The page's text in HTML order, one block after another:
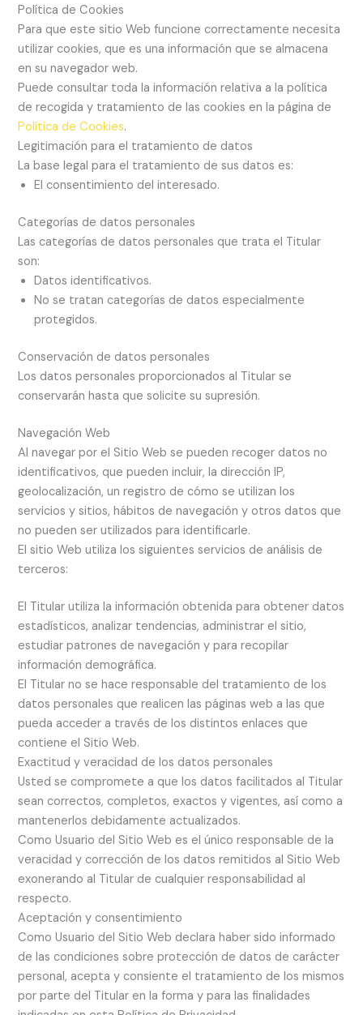
Política de Cookies
Para que este sitio Web funcione correctamente necesita
utilizar cookies, que es una información que se almacena
en su navegador web.
Puede consultar toda la información relativa a la política
de recogida y tratamiento de las cookies en la página de
Política de Cookies.
Legitimación para el tratamiento de datos
La base legal para el tratamiento de sus datos es:
El consentimiento del interesado.
Categorías de datos personales
Las categorías de datos personales que trata el Titular
son:
Datos identificativos.
No se tratan categorías de datos especialmente
protegidos.
Conservación de datos personales
Los datos personales proporcionados al Titular se
conservarán hasta que solicite su supresión.
Navegación Web
Al navegar por el Sitio Web se pueden recoger datos no
identificativos, que pueden incluir, la dirección IP,
geolocalización, un registro de cómo se utilizan los
servicios y sitios, hábitos de navegación y otros datos que
no pueden ser utilizados para identificarle.
El sitio Web utiliza los siguientes servicios de análisis de
terceros:
El Titular utiliza la información obtenida para obtener datos
estadísticos, analizar tendencias, administrar el sitio,
estudiar patrones de navegación y para recopilar
información demográfica.
El Titular no se hace responsable del tratamiento de los
datos personales que realicen las páginas web a las que
pueda acceder a través de los distintos enlaces que
contiene el Sitio Web.
Exactitud y veracidad de los datos personales
Usted se compromete a que los datos facilitados al Titular
sean correctos, completos, exactos y vigentes, así como a
mantenerlos debidamente actualizados.
Como Usuario del Sitio Web es el único responsable de la
veracidad y corrección de los datos remitidos al Sitio Web
exonerando al Titular de cualquier responsabilidad al
respecto.
Aceptación y consentimiento
Como Usuario del Sitio Web declara haber sido informado
de las condiciones sobre protección de datos de carácter
personal, acepta y consiente el tratamiento de los mismos
por parte del Titular en la forma y para las finalidades